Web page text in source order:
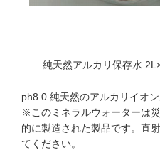
純天然アルカリ保存水
ph8.0 純天然のアルカリイオ
※このミネラルウォーターは
的に製造された製品です。直
てください。